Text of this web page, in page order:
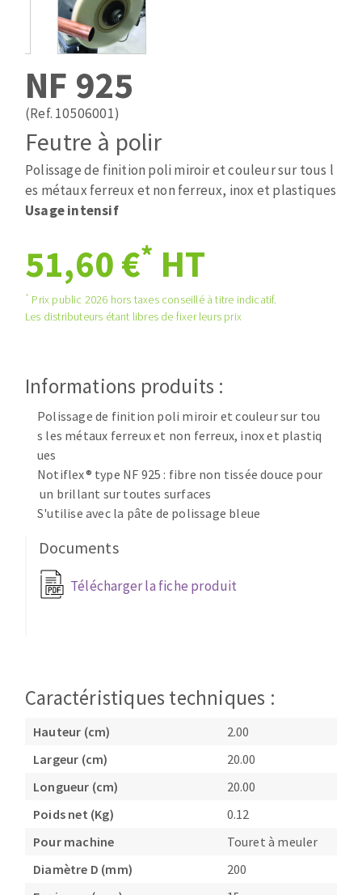
Pose des joints
Nettoyage
Mèches
Fraises carbure
Fers et plaquettes
Lames de scie à ruban
ABRASIFS APPLIQUÉS
Disques auto-agrippant
Patins
Bandes abrasives
Disques fibre et papier
Feuilles 230 x 280 mm
Cales à poncer et patins
Eponges abrasive
DISQUES ABRASIFS
Disques abrasifs agglomérés
TRAITEMENT DE SURFACE
Disques fibre
Meules sur tige
Meules de tourets
Feutres à polir
Bandes sans fin
Rouleaux d'atelier
NETTOYAGE
Aspirateurs
Affuteurs de forets
Tours à métaux
Tables
OUTILS COUPANTS
Fraises scies
Rubans
Fraise HSS
Forets métaux
NF 925
(Ref. 10506001)
Feutre à polir
Polissage de finition poli miroir et couleur sur tous l
es métaux ferreux et non ferreux, inox et plastiques
Usage intensif
51,60 €* HT
* Prix public 2026 hors taxes conseillé à titre indicatif.
Les distributeurs étant libres de fixer leurs prix
Informations produits :
Polissage de finition poli miroir et couleur sur tou
s les métaux ferreux et non ferreux, inox et plastiq
ues
Notiflex® type NF 925 : fibre non tissée douce pour
un brillant sur toutes surfaces
S'utilise avec la pâte de polissage bleue
Documents
Télécharger la fiche produit
Caractéristiques techniques :
Hauteur (cm)
2.00
Largeur (cm)
20.00
Longueur (cm)
20.00
Poids net (Kg)
0.12
Pour machine
Touret à meuler
Diamètre D (mm)
200